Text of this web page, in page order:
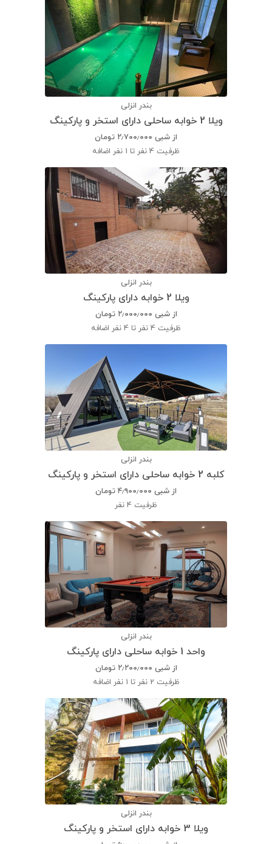
بندر انزلی
ویلا 2 خوابه ساحلی دارای استخر و پارکینگ
از شبی ۲٫۷۰۰٫۰۰۰ تومان
ظرفیت 4 نفر تا 1 نفر اضافه
بندر انزلی
ویلا 2 خوابه دارای پارکینگ
از شبی ۲٫۰۰۰٫۰۰۰ تومان
ظرفیت 4 نفر تا 4 نفر اضافه
بندر انزلی
کلبه 2 خوابه ساحلی دارای استخر و پارکینگ
از شبی ۴٫۹۰۰٫۰۰۰ تومان
ظرفیت 4 نفر
بندر انزلی
واحد 1 خوابه ساحلی دارای پارکینگ
از شبی ۲٫۲۰۰٫۰۰۰ تومان
ظرفیت 2 نفر تا 1 نفر اضافه
بندر انزلی
ویلا 3 خوابه دارای استخر و پارکینگ